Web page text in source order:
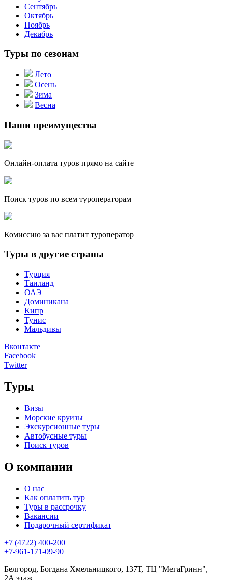
Сентябрь
Октябрь
Ноябрь
Декабрь
Туры по сезонам
Лето
Осень
Зима
Весна
Наши преимущества
Онлайн-оплата туров прямо на сайте
Поиск туров по всем туроператорам
Комиссию за вас платит туроператор
Туры в другие страны
Турция
Таиланд
ОАЭ
Доминикана
Кипр
Тунис
Мальдивы
Вконтакте
Facebook
Twitter
Туры
Визы
Морские круизы
Экскурсионные туры
Автобусные туры
Поиск туров
О компании
О нас
Как оплатить тур
Туры в рассрочку
Вакансии
Подарочный сертификат
+7 (4722) 400-200
+7-961-171-09-90
Белгород, Богдана Хмельницкого, 137Т, ТЦ "МегаГринн",
2А этаж